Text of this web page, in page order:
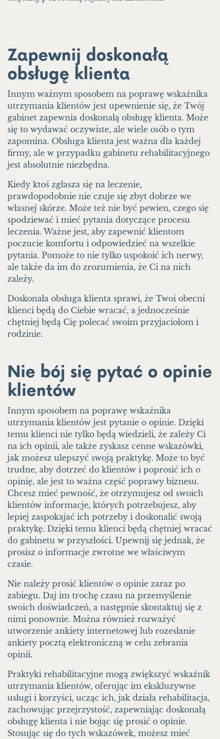
Zapewnij doskonałą
obsługę klienta
Innym ważnym sposobem na poprawę wskaźnika
utrzymania klientów jest upewnienie się, że Twój
gabinet zapewnia doskonałą obsługę klienta. Może
się to wydawać oczywiste, ale wiele osób o tym
zapomina. Obsługa klienta jest ważna dla każdej
firmy, ale w przypadku gabinetu rehabilitacyjnego
jest absolutnie niezbędna.
Kiedy ktoś zgłasza się na leczenie,
prawdopodobnie nie czuje się zbyt dobrze we
własnej skórze. Może też nie być pewien, czego się
spodziewać i mieć pytania dotyczące procesu
leczenia. Ważne jest, aby zapewnić klientom
poczucie komfortu i odpowiedzieć na wszelkie
pytania. Pomoże to nie tylko uspokoić ich nerwy,
ale także da im do zrozumienia, że Ci na nich
zależy.
Doskonała obsługa klienta sprawi, że Twoi obecni
klienci będą do Ciebie wracać, a jednocześnie
chętniej będą Cię polecać swoim przyjaciołom i
rodzinie.
Nie bój się pytać o opinie
klientów
Innym sposobem na poprawę wskaźnika
utrzymania klientów jest pytanie o opinie. Dzięki
temu klienci nie tylko będą wiedzieli, że zależy Ci
na ich opinii, ale także zyskasz cenne wskazówki,
jak możesz ulepszyć swoją praktykę. Może to być
trudne, aby dotrzeć do klientów i poprosić ich o
opinię, ale jest to ważna część poprawy biznesu.
Chcesz mieć pewność, że otrzymujesz od swoich
klientów informacje, których potrzebujesz, aby
lepiej zaspokajać ich potrzeby i doskonalić swoją
praktykę. Dzięki temu klienci będą chętniej wracać
do gabinetu w przyszłości. Upewnij się jednak, że
prosisz o informacje zwrotne we właściwym
czasie.
Nie należy prosić klientów o opinie zaraz po
zabiegu. Daj im trochę czasu na przemyślenie
swoich doświadczeń, a następnie skontaktuj się z
nimi ponownie. Można również rozważyć
utworzenie ankiety internetowej lub rozesłanie
ankiety pocztą elektroniczną w celu zebrania
opinii.
Praktyki rehabilitacyjne mogą zwiększyć wskaźnik
utrzymania klientów, oferując im ekskluzywne
usługi i korzyści, ucząc ich, jak działa rehabilitacja,
zachowując przejrzystość, zapewniając doskonałą
obsługę klienta i nie bojąc się prosić o opinie.
Stosując się do tych wskazówek, możesz mieć